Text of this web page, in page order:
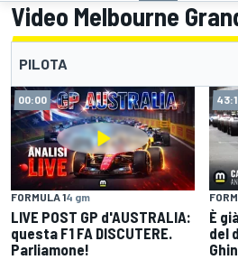
Video Melbourne
PILOTA
00:00
FORMULA 14 gm
LIVE POST GP d'AUSTRALIA:
questa F1 FA DISCUTERE.
Parliamone!
È
del